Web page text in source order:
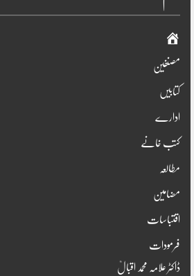
صفحہ
اوّل
مصنفین
کتابیں
ادارے
کتب خانے
مطالعہ
مضامین
اقتباسات
فرمودات
ڈاکٹر علامہ محمد اقبالؒ